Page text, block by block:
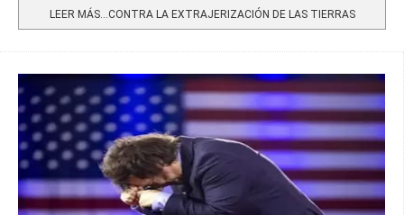
LEER MÁS…CONTRA LA EXTRAJERIZACIÓN DE LAS TIERRAS